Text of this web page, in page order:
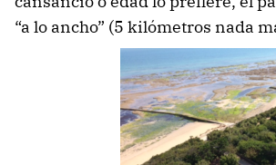
“a lo ancho” (5 kilómetros nada